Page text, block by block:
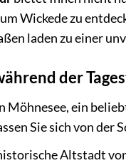
Wickede zu
laden zu einer
der
Möhnesee, ein
Sie sich von der
Altstadt